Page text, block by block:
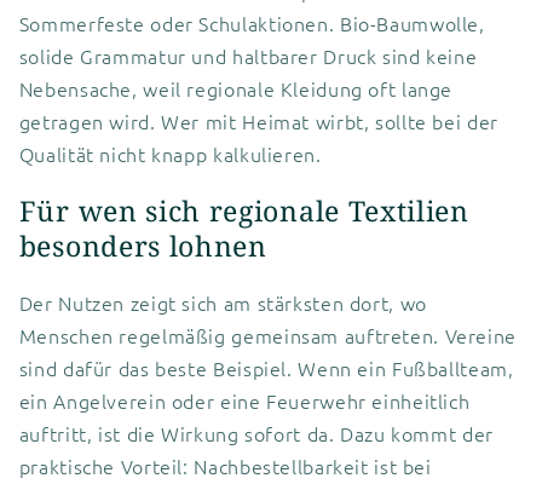
Sommerfeste oder Schulaktionen. Bio-Baumwolle,
solide Grammatur und haltbarer Druck sind keine
Nebensache, weil regionale Kleidung oft lange
getragen wird. Wer mit Heimat wirbt, sollte bei der
Qualität nicht knapp kalkulieren.
Für wen sich regionale Textilien
besonders lohnen
Der Nutzen zeigt sich am stärksten dort, wo
Menschen regelmäßig gemeinsam auftreten. Vereine
sind dafür das beste Beispiel. Wenn ein Fußballteam,
ein Angelverein oder eine Feuerwehr einheitlich
auftritt, ist die Wirkung sofort da. Dazu kommt der
praktische Vorteil: Nachbestellbarkeit ist bei